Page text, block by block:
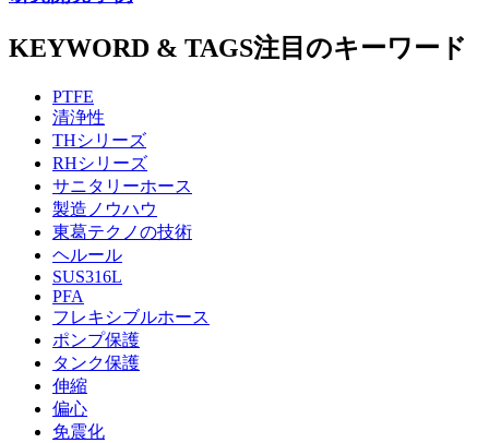
KEYWORD & TAGS注目のキーワード
PTFE
清浄性
THシリーズ
RHシリーズ
サニタリーホース
製造ノウハウ
東葛テクノの技術
ヘルール
SUS316L
PFA
フレキシブルホース
ポンプ保護
タンク保護
伸縮
偏心
免震化